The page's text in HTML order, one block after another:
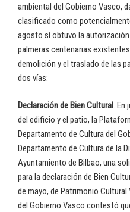
ambiental del Gobierno Vasco,
clasificado como
agosto sí obtuvo la
palmeras centenarias
demolición y el traslado de las
dos vías:
Declaración de Bien Cultural. En
del edificio y el patio, la
Departamento de Cultura del
Departamento de Cultura de la
Ayuntamiento de Bilbao, una
para la declaración de Bien
de mayo, de Patrimonio
del Gobierno Vasco contestó